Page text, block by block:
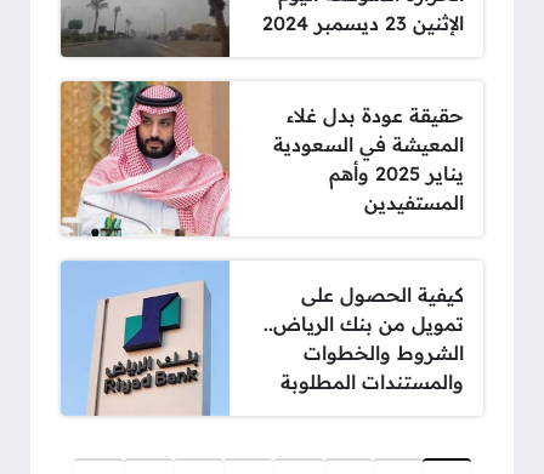
الإثنين 23 ديسمبر 2024
حقيقة عودة بدل غلاء
المعيشة في السعودية
يناير 2025 وأهم
المستفيدين
كيفية الحصول على
تمويل من بنك الرياض..
الشروط والخطوات
والمستندات المطلوبة